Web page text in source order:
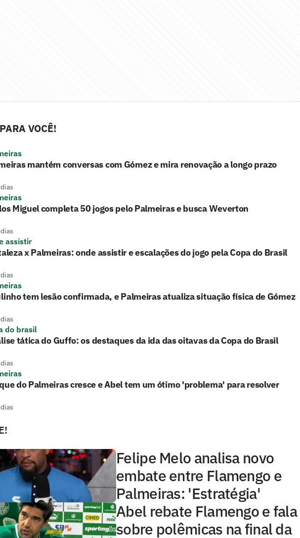
VOCÊ!
mantém conversas com Gómez e mira renovação a longo prazo
Miguel completa 50 jogos pelo Palmeiras e busca Weverton
assistir
x Palmeiras: onde assistir e escalações do jogo pela Copa do Brasil
tem lesão confirmada, e Palmeiras atualiza situação física de Gómez
do brasil
tática do Guffo: os destaques da ida das oitavas da Copa do Brasil
do Palmeiras cresce e Abel tem um ótimo 'problema' para resolver
Felipe Melo analisa novo
embate entre Flamengo e
Palmeiras: 'Estratégia'
Abel rebate Flamengo e fala
sobre polêmicas na final da